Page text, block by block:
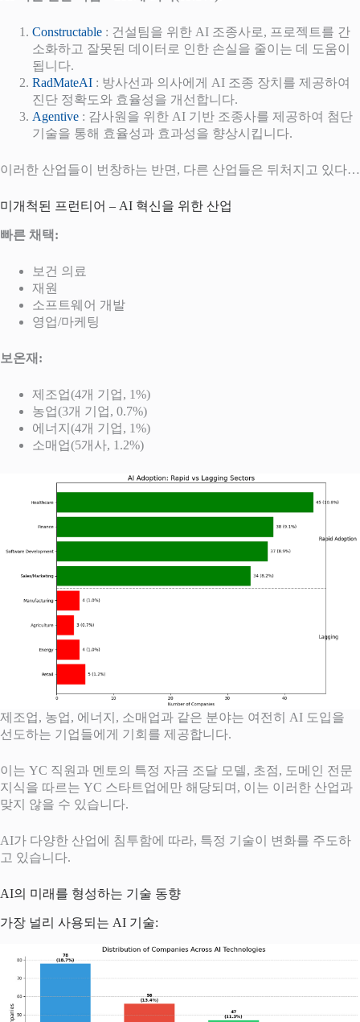
Constructable : 건설팀을 위한 AI 조종사로, 프로젝트를 간
소화하고 잘못된 데이터로 인한 손실을 줄이는 데 도움이
됩니다.
RadMateAI : 방사선과 의사에게 AI 조종 장치를 제공하여
진단 정확도와 효율성을 개선합니다.
Agentive : 감사원을 위한 AI 기반 조종사를 제공하여 첨단
기술을 통해 효율성과 효과성을 향상시킵니다.
이러한 산업들이 번창하는 반면, 다른 산업들은 뒤처지고 있다…
미개척된 프런티어 – AI 혁신을 위한 산업
빠른 채택:
보건 의료
재원
소프트웨어 개발
영업/마케팅
보온재:
제조업(4개 기업, 1%)
농업(3개 기업, 0.7%)
에너지(4개 기업, 1%)
소매업(5개사, 1.2%)
제조업, 농업, 에너지, 소매업과 같은 분야는 여전히 AI 도입을
선도하는 기업들에게 기회를 제공합니다.
이는 YC 직원과 멘토의 특정 자금 조달 모델, 초점, 도메인 전문
지식을 따르는 YC 스타트업에만 해당되며, 이는 이러한 산업과
맞지 않을 수 있습니다.
AI가 다양한 산업에 침투함에 따라, 특정 기술이 변화를 주도하
고 있습니다.
AI의 미래를 형성하는 기술 동향
가장 널리 사용되는 AI 기술: